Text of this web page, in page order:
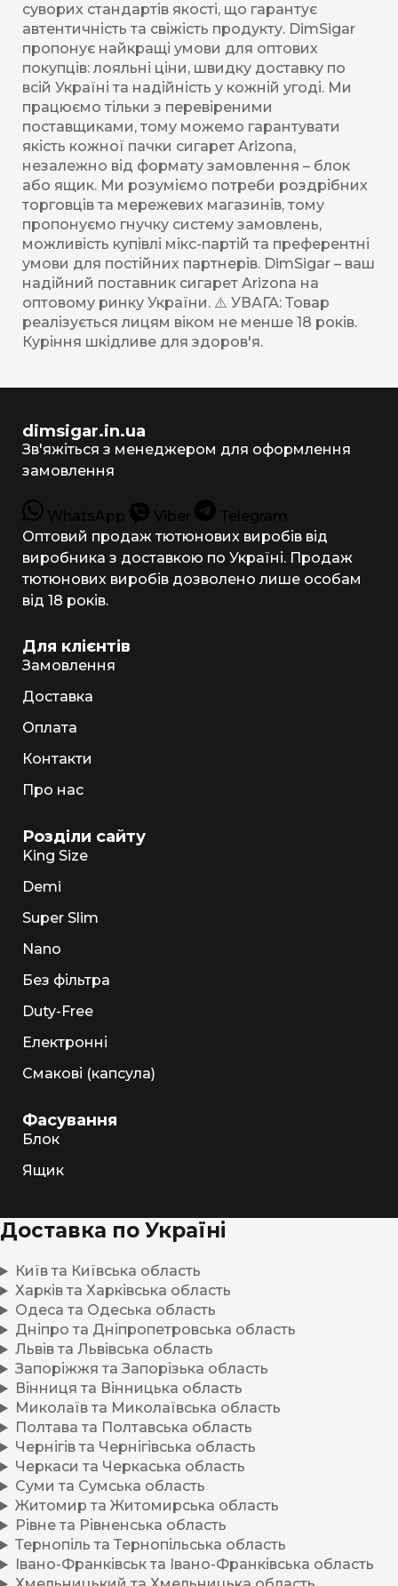
суворих стандартів якості, що гарантує
автентичність та свіжість продукту. DimSigar
пропонує найкращі умови для оптових
покупців: лояльні ціни, швидку доставку по
всій Україні та надійність у кожній угоді. Ми
працюємо тільки з перевіреними
поставщиками, тому можемо гарантувати
якість кожної пачки сигарет Arizona,
незалежно від формату замовлення – блок
або ящик. Ми розуміємо потреби роздрібних
торговців та мережевих магазинів, тому
пропонуємо гнучку систему замовлень,
можливість купівлі мікс-партій та преферентні
умови для постійних партнерів. DimSigar – ваш
надійний поставник сигарет Arizona на
оптовому ринку України. ⚠️ УВАГА: Товар
реалізується лицям віком не менше 18 років.
Куріння шкідливе для здоров'я.
dimsigar.in.ua
Зв'яжіться з менеджером для оформлення
замовлення
WhatsApp Viber
Telegram
Оптовий продаж тютюнових виробів від
виробника з доставкою по Україні. Продаж
тютюнових виробів дозволено лише особам
від 18 років.
Для клієнтів
Замовлення
Доставка
Оплата
Контакти
Про нас
Розділи сайту
King Size
Demi
Super Slim
Nano
Без фільтра
Duty-Free
Електронні
Смакові (капсула)
Фасування
Блок
Ящик
Доставка по Україні
Київ та Київська область
Харків та Харківська область
Одеса та Одеська область
Дніпро та Дніпропетровська область
Львів та Львівська область
Запоріжжя та Запорізька область
Вінниця та Вінницька область
Миколаїв та Миколаївська область
Полтава та Полтавська область
Чернігів та Чернігівська область
Черкаси та Черкаська область
Суми та Сумська область
Житомир та Житомирська область
Рівне та Рівненська область
Тернопіль та Тернопільська область
Івано-Франківськ та Івано-Франківська область